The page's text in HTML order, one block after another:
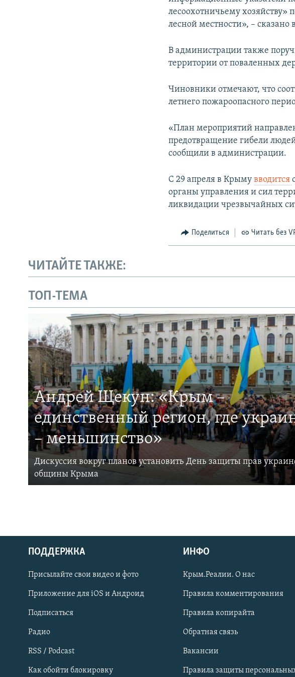
Українською
Qırımtatar
ПРИСОЕДИНЯЙТЕСЬ!
лесоохотничьему хозяйству»
лесной местности», – сказано
В администрации также
территории от поваленных
Чиновники отмечают, что
летнего пожароопасного
«План мероприятий
предотвращение гибели
сообщили в администрации.
С 29 апреля в Крымувводится
органы управления и сил
ликвидации чрезвычайных
Поделиться Читать без
ЧИТАЙТЕ ТАКЖЕ:
ТОП-ТЕМА
Андрей Щекун: «Крым –
единственный регион, где
– меньшинство»
Дискуссия вокруг планов установить День защиты прав
общины Крыма
ПОДДЕРЖКА
Присылайте свои видео и фото
Приложение для iOS и Андроид
Подписаться
Радио
RSS / Podcast
Как обойти блокировку
ИНФО
Крым.Реалии. О нас
Правила комментирования
Правила копирайта
Обратная связь
Вакансии
Правила защиты